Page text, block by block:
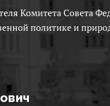
политике и